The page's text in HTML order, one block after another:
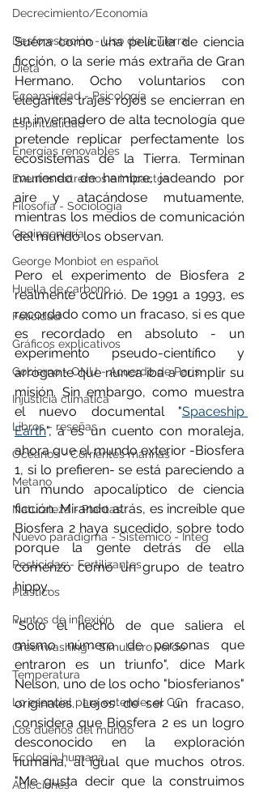
Decrecimiento/Economía
Desforestación - Uso de la Tierra
Dieta
Ecoansiedad - Psicología
Espiritualidad
Energías renovables
Eventos extremos e impactos
Filosofía - Sociología
Geoingeniería
George Monbiot en español
Huella de carbono
Felicidad
Gráficos explicativos
Gobierno - ONU - Acuerdo de Paris
Injusticia climática
Libros - reseñas
Océanos - Corrientes marinas
Metano
Naturaleza - Plantas
Nuevo paradigma - Sistémico - Integ
Pesticidas - Fertilizantes
Plásticos
Puntos de inflexión
Greenwashing - Simulacro verde
Temperatura
Lo esencial para entender el CC
Los dueños del mundo
Ecología humana
Adicciones
Suena como una película de ciencia
ficción, o la serie más extraña de Gran
Hermano. Ocho voluntarios con
elegantes trajes rojos se encierran en
un invernadero de alta tecnología que
pretende replicar perfectamente los
ecosistemas de la Tierra. Terminan
muriendo de hambre, jadeando por
aire y atacándose mutuamente,
mientras los medios de comunicación
del mundo los observan.
Pero el experimento de Biosfera 2
realmente ocurrió. De 1991 a 1993, es
recordado como un fracaso, si es que
es recordado en absoluto - un
experimento pseudo-científico y
arrogante que nunca iba a cumplir su
misión. Sin embargo, como muestra
el nuevo documental "Spaceship
Earth", a es un cuento con moraleja,
ahora que el mundo exterior -Biosfera
1, si lo prefieren- se está pareciendo a
un mundo apocalíptico de ciencia
ficción. Mirando atrás, es increíble que
Biosfera 2 haya sucedido, sobre todo
porque la gente detrás de ella
comenzó como un grupo de teatro
hippy.
"Sólo el hecho de que saliera el
mismo número de personas que
entraron es un triunfo", dice Mark
Nelson, uno de los ocho "biosferianos"
originales. Lejos de ser un fracaso,
considera que Biosfera 2 es un logro
desconocido en la exploración
humana, al igual que muchos otros.
"Me gusta decir que la construimos